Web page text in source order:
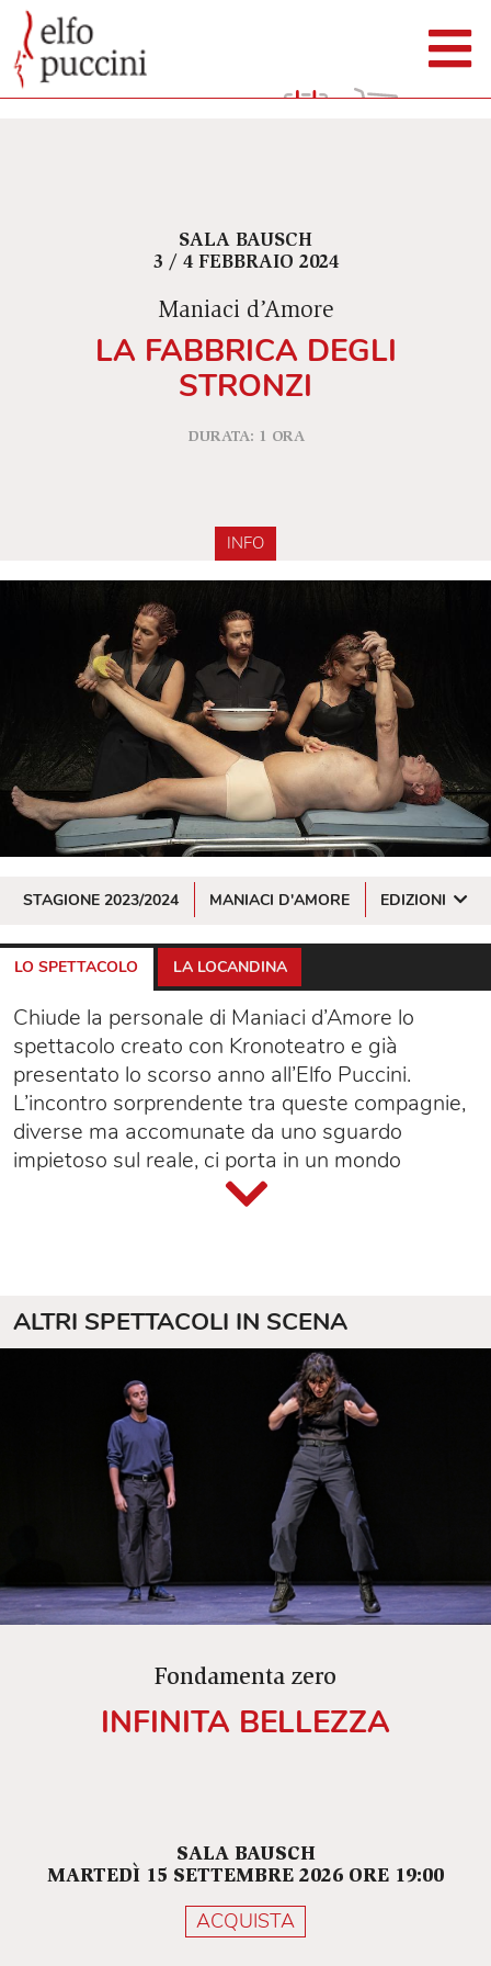
SALA BAUSCH
3 / 4 FEBBRAIO 2024
Maniaci d’Amore
LA FABBRICA DEGLI
STRONZI
DURATA: 1 ORA
INFO
STAGIONE 2023/2024 MANIACI D'AMORE EDIZIONI
LO SPETTACOLO LA LOCANDINA
Chiude la personale di Maniaci d’Amore lo
spettacolo creato con Kronoteatro e già
presentato lo scorso anno all’Elfo Puccini.
L’incontro sorprendente tra queste compagnie,
diverse ma accomunate da uno sguardo
impietoso sul reale, ci porta in un mondo
isterico, meschino, fatto esclusivamente di
ALTRI SPETTACOLI IN SCENA
Fondamenta zero
INFINITA BELLEZZA
SALA BAUSCH
MARTEDÌ 15 SETTEMBRE 2026 ORE 19:00
ACQUISTA